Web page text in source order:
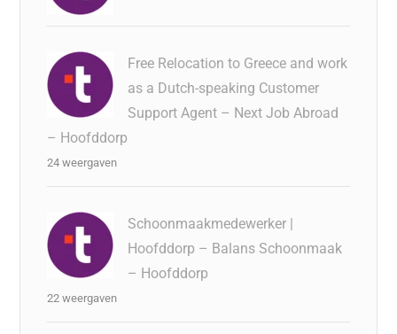
Free Relocation to Greece and work
as a Dutch-speaking Customer
Support Agent – Next Job Abroad
– Hoofddorp
24 weergaven
Schoonmaakmedewerker |
Hoofddorp – Balans Schoonmaak
– Hoofddorp
22 weergaven